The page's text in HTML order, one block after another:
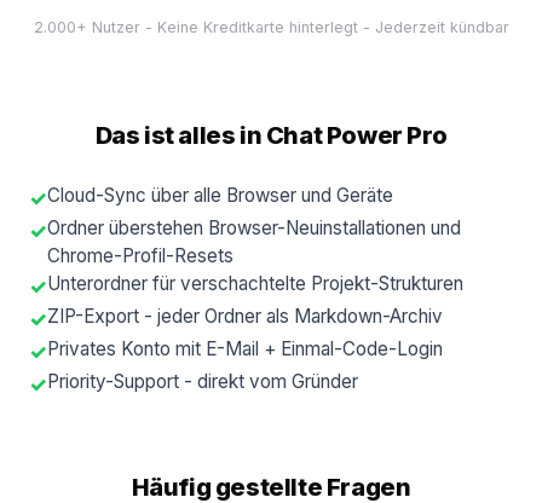
2.000+ Nutzer - Keine Kreditkarte hinterlegt - Jederzeit kündbar
Das ist alles in Chat Power Pro
Cloud-Sync über alle Browser und Geräte
Ordner überstehen Browser-Neuinstallationen und
Chrome-Profil-Resets
Unterordner für verschachtelte Projekt-Strukturen
ZIP-Export - jeder Ordner als Markdown-Archiv
Privates Konto mit E-Mail + Einmal-Code-Login
Priority-Support - direkt vom Gründer
Häufig gestellte Fragen